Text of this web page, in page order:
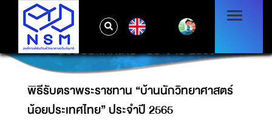
พิธีรับตราพระราชทาน “บ้านนักวิทยาศาสตร์
น้อยประเทศไทย” ประจำปี 2565
พิธีรับตราพระราชทาน “บ้านนักวิทยาศาสตร์
น้อยประเทศไทย” ประจำปี 2565